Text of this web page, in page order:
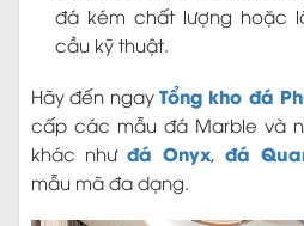
đá kém chất lượng hoặc
cầu kỹ thuật.
Hãy đến ngay Tổng kho đá
cấp các mẫu đá Marble và
khác như đá Onyx, đá
mẫu mã đa dạng.